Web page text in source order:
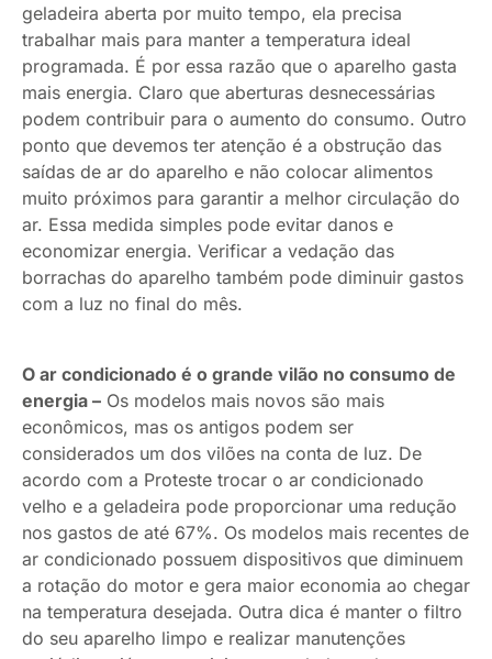
geladeira aberta por muito tempo, ela precisa
trabalhar mais para manter a temperatura ideal
programada. É por essa razão que o aparelho gasta
mais energia. Claro que aberturas desnecessárias
podem contribuir para o aumento do consumo. Outro
ponto que devemos ter atenção é a obstrução das
saídas de ar do aparelho e não colocar alimentos
muito próximos para garantir a melhor circulação do
ar. Essa medida simples pode evitar danos e
economizar energia. Verificar a vedação das
borrachas do aparelho também pode diminuir gastos
com a luz no final do mês.
O ar condicionado é o grande vilão no consumo de
energia – Os modelos mais novos são mais
econômicos, mas os antigos podem ser
considerados um dos vilões na conta de luz. De
acordo com a Proteste trocar o ar condicionado
velho e a geladeira pode proporcionar uma redução
nos gastos de até 67%. Os modelos mais recentes de
ar condicionado possuem dispositivos que diminuem
a rotação do motor e gera maior economia ao chegar
na temperatura desejada. Outra dica é manter o filtro
do seu aparelho limpo e realizar manutenções